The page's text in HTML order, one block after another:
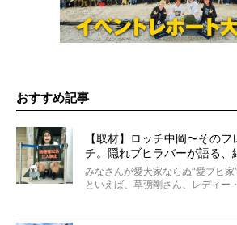
おすすめ記事
【取材】ロッチ中岡〜その
チ。隠れブヒラバーが語る、
【前編】
みなさんが愛犬家ならぬ“愛ブヒ
といえば、草彅剛さん、レディー
ルを飼っている方が多いと思い
も、じつは大のフレブルラバーだ